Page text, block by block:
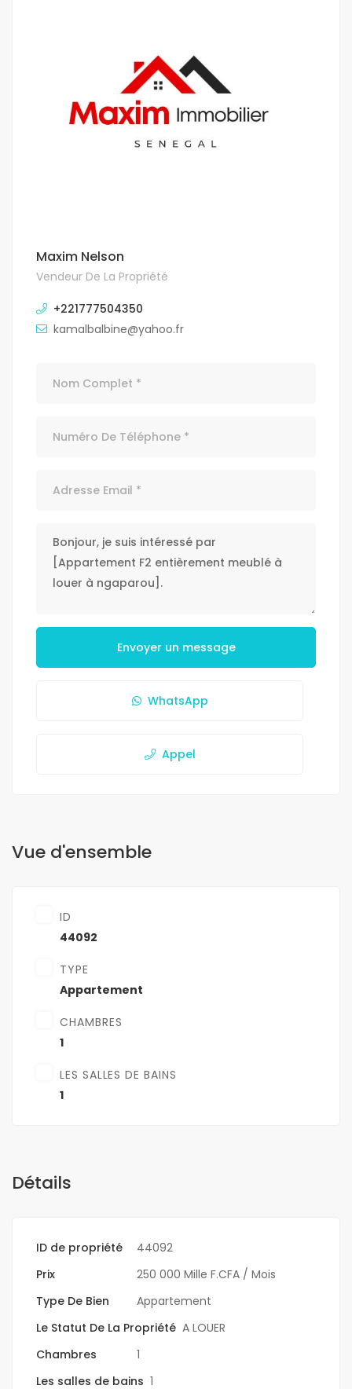
Maxim Nelson
Vendeur De La Propriété
+221777504350
kamalbalbine@yahoo.fr
Envoyer un message
WhatsApp
Appel
Vue d'ensemble
ID
44092
TYPE
Appartement
CHAMBRES
1
LES SALLES DE BAINS
1
Détails
ID de propriété
44092
Prix
250 000 Mille F.CFA / Mois
Type De Bien
Appartement
Le Statut De La Propriété A LOUER
Chambres
1
Les salles de bains 1